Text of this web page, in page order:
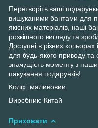
Перетворіть ваші
вишуканими бантами для
якісних матеріалів, наші
розкішного вигляду та
Доступні в різних
для будь-якого приводу та
значущість моменту з
пакування подарунків!
Колір: малиновий
Виробник: Китай
Приховати